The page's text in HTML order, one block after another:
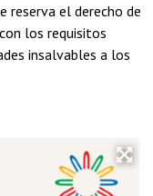
reserva el derecho de
los requisitos
insalvables a los